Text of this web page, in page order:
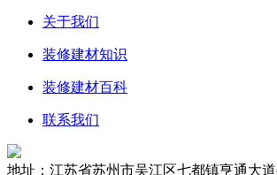
关于我们
装修建材知识
装修建材百科
联系我们
地址：江苏省苏州市吴江区七都镇亨通大